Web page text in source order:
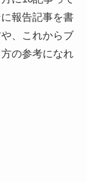
報告記事を書
、これからブ
の参考になれ